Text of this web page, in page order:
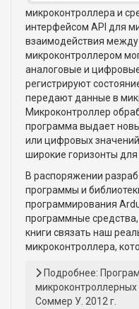
микроконтроллера и
интерфейсом API для
взаимодействия
микроконтроллером
аналоговые и
регистрируют
передают данные в
Микроконтроллер
программа выдает
или цифровых
широкие горизонты для
В распоряжении
программы и
программирования
программные
книги связать наш
микроконтроллера,
Подробнее:
микроконтроллерных
Соммер У. 2012 г.